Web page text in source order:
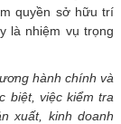
quyền sở hữu trí
là nhiệm vụ trọng
hành chính và
biệt, việc kiểm tra
xuất, kinh doanh